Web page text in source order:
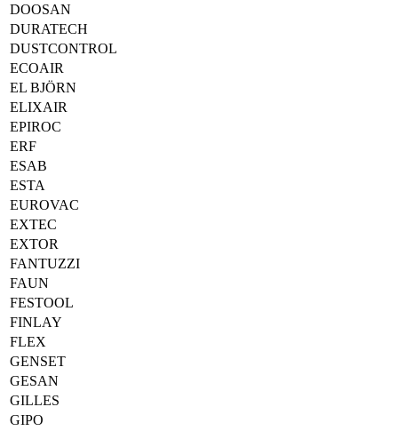
DOOSAN
DURATECH
DUSTCONTROL
ECOAIR
EL BJÖRN
ELIXAIR
EPIROC
ERF
ESAB
ESTA
EUROVAC
EXTEC
EXTOR
FANTUZZI
FAUN
FESTOOL
FINLAY
FLEX
GENSET
GESAN
GILLES
GIPO